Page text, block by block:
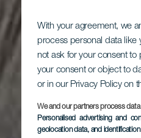
With your agreement, we
process personal data like
not ask for your consent to
your consent or object to
or in our Privacy Policy on
We and our partners process
Personalised advertising and
geolocation data, and